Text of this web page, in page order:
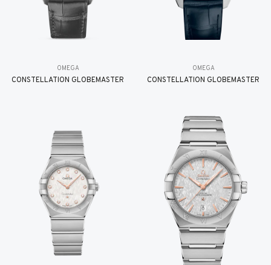
OMEGA
CONSTELLATION GLOBEMASTER
OMEGA
CONSTELLATION GLOBEMASTER